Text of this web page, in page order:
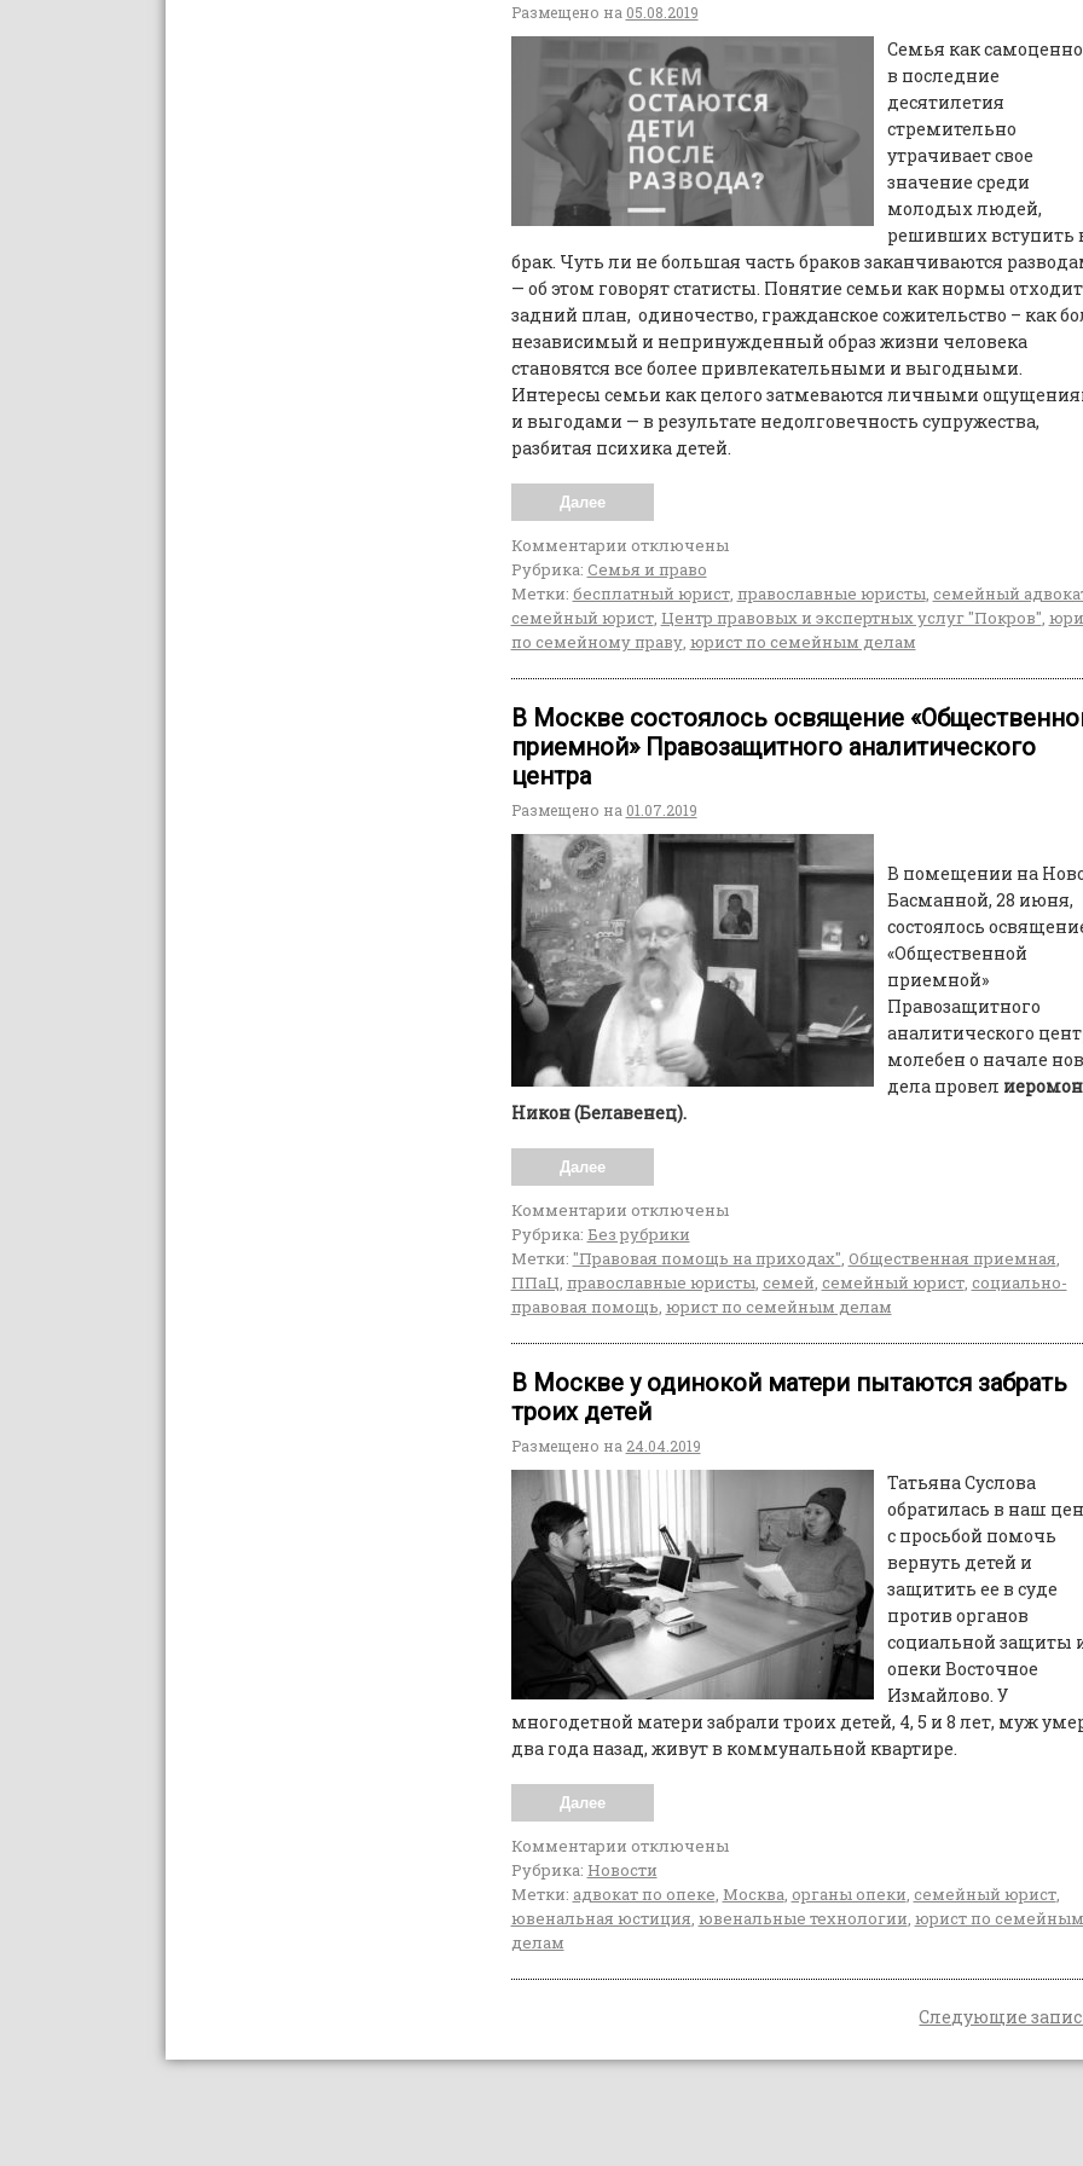
Размещено на 05.08.2019
Семья как
в последние
десятилетия
стремительно
утрачивает свое
значение среди
молодых людей,
решивших вступить
брак. Чуть ли не большая часть браков заканчиваются
— об этом говорят статисты. Понятие семьи как нормы
задний план, одиночество, гражданское сожительство – как
независимый и непринужденный образ жизни человека
становятся все более привлекательными и выгодными.
Интересы семьи как целого затмеваются личными
и выгодами — в результате недолговечность супружества,
разбитая психика детей.
Далее
Комментарии отключены
Рубрика: Семья и право
Метки: бесплатный юрист, православные юристы, семейный
семейный юрист, Центр правовых и экспертных услуг "Покров",
по семейному праву, юрист по семейным делам
В Москве состоялось освящение
приемной» Правозащитного аналитического
центра
Размещено на 01.07.2019
В помещении на
Басманной, 28 июня,
состоялось
«Общественной
приемной»
Правозащитного
аналитического
молебен о начале
дела провел
Никон (Белавенец).
Далее
Комментарии отключены
Рубрика: Без рубрики
Метки: "Правовая помощь на приходах", Общественная приемная,
ППаЦ, православные юристы, семей, семейный юрист, социально-
правовая помощь, юрист по семейным делам
В Москве у одинокой матери пытаются забрать
троих детей
Размещено на 24.04.2019
Татьяна Суслова
обратилась в наш
с просьбой помочь
вернуть детей и
защитить ее в суде
против органов
социальной защиты
опеки Восточное
Измайлово. У
многодетной матери забрали троих детей, 4, 5 и 8 лет, муж
два года назад, живут в коммунальной квартире.
Далее
Комментарии отключены
Рубрика: Новости
Метки: адвокат по опеке, Москва, органы опеки, семейный юрист,
ювенальная юстиция, ювенальные технологии, юрист по семейным
делам
Следующие